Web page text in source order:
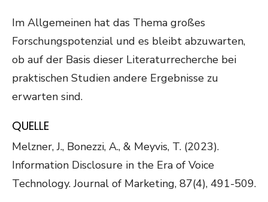
Im Allgemeinen hat das Thema großes
Forschungspotenzial und es bleibt abzuwarten,
ob auf der Basis dieser Literaturrecherche bei
praktischen Studien andere Ergebnisse zu
erwarten sind.
QUELLE
Melzner, J., Bonezzi, A., & Meyvis, T. (2023).
Information Disclosure in the Era of Voice
Technology. Journal of Marketing, 87(4), 491-509.